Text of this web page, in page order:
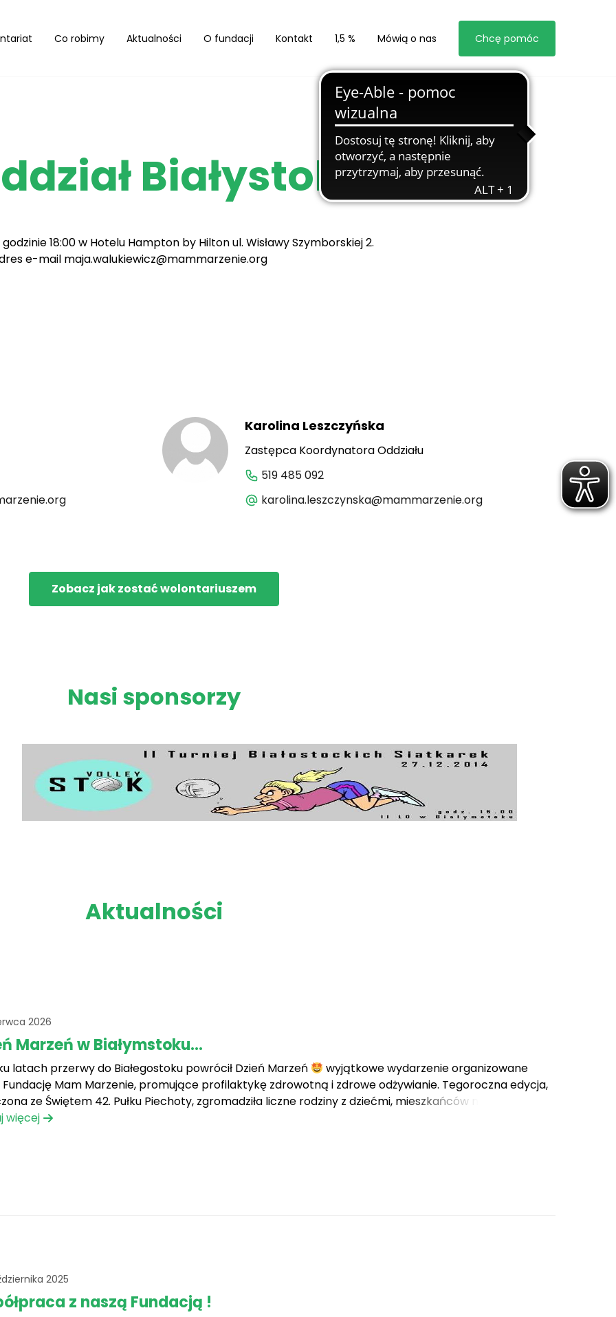
Co robimy Aktualności O fundacji Kontakt 1,5 % Mówią o nas Chcę pomóc
Białystok
18:00 w Hotelu Hampton by Hilton ul. Wisławy Szymborskiej 2.
e-mail maja.walukiewicz@mammarzenie.org
Karolina Leszczyńska
Zastępca Koordynatora Oddziału
519 485 092
karolina.leszczynska@mammarzenie.org
Zobacz jak zostać wolontariuszem
Nasi sponsorzy
Aktualności
2026
Marzeń w Białymstoku...
latach przerwy do Białegostoku powrócił Dzień Marzeń
wyjątkowe wydarzenie organizowane
Fundację Mam Marzenie, promujące profilaktykę zdrowotną i zdrowe odżywianie. Tegoroczna edycja,
ze Świętem 42. Pułku Piechoty, zgromadziła liczne rodziny z dziećmi, mieszkańców miasta oraz
wspierających inicjatywę. Była to doskonała okazja do wspólnej zabawy,[...]
więcej
2025
z naszą Fundacją !